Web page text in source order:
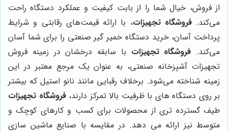
از فروش، خیال شما را از بابت کیفیت و عملکرد دستگاه راحت
می‌کند.فروشگاه تجهیزات، با ارائه قیمت‌های رقابتی و شرایط
پرداخت آسان، خرید دستگاه خمیر گیر صنعتی را برای شما آسان
می‌کند. فروشگاه تجهیزات با سابقه درخشان در زمینه فروش
تجهیزات آشپزخانه صنعتی، به عنوان یک مرجع معتبر در این
زمینه شناخته می‌شود. برخلاف رقبایی مانند نانو استیل که بیشتر
بر روی دستگاه های با ظرفیت بالا تمرکز دارند،فروشگاه تجهیزات
طیف گسترده تری از محصولات برای کسب و کارهای کوچک و
متوسط نیز ارائه می دهد. در مقایسه با صنایع ماشین سازی